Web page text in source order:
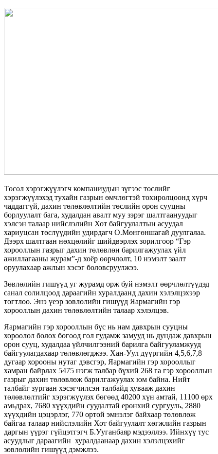
Төсөл хэрэгжүүлэгч компаниудын зүгээс төслийг
хэрэгжүүлэхэд тухайн газрын өмчлөгтэй тохиролцоонд хүрч
чаддаггүй, дахин төлөвлөлтийн төслийн орон сууцны
борлуулалт бага, худалдан авалт муу зэрэг шалтгаануудыг
хэлсэн талаар нийслэлийн Хот байгуулалтын асуудал
хариуцсан төслүүдийн удирдагч О.Мөнгөншагай дуулгалаа.
Дээрх шалтгаан нөхцөлийг шийдвэрлэх зорилгоор “Гэр
хорооллын газрыг дахин төлөвлөн барилгажуулах үйл
ажиллагааны журам”-д хоёр өөрчлөлт, 10 нэмэлт заалт
оруулахаар ажлын хэсэг боловсруулжээ.
Зөвлөлийн гишүүд уг журамд орж буй нэмэлт өөрчлөлтүүдэд
санал солилцоод дараагийн хуралдаанд дахин хэлэлцэхээр
тогтлоо. Энэ үеэр зөвлөлийн гишүүд Яармагийн гэр
хорооллын дахин төлөвлөлтийн талаар хэлэлцэв.
Яармагийн гэр хорооллын бүс нь нам давхрын сууцны
хороолол болох бөгөөд гол гудамж замууд нь дундаж давхрын
орон сууц, худалдаа үйлчилгээний барилга байгууламжууд
байгуулагдахаар төлөвлөгджээ. Хан-Уул дүүргийн 4,5,6,7,8
дугаар хорооны нутаг дэвсгэр, Яармагийн гэр хорооллыг
хамран байрлах 5475 нэгж талбар бүхий 268 га гэр хорооллын
газрыг дахин төлөвлөж барилгажуулах юм байна. Нийт
талбайг зургаан хэсэгчилсэн талбайд хувааж дахин
төлөвлөлтийг хэрэгжүүлэх бөгөөд 40200 хүн амтай, 11100 өрх
амьдрах, 7680 хүүхдийн суудалтай ерөнхий сургууль, 2880
хүүхдийн цэцэрлэг, 770 ортой эмнэлэг байхаар төлөвлөж
байгаа талаар нийслэлийн Хот байгуулалт хөгжлийн газрын
даргын үүрэг гүйцэтгэгч Б.Ууганбаяр мэдээллээ. Ийнхүү тус
асуудлыг дараагийн хуралдаанаар дахин хэлэлцэхийг
зөвлөлийн гишүүд дэмжлээ.